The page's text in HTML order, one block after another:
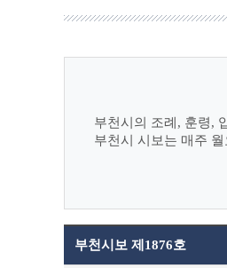
부천시의 조례, 훈령,
부천시 시보는 매주
부천시보 제1876호